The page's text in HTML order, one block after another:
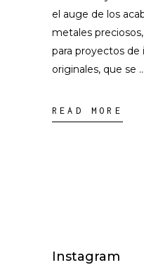
el auge de los
metales
para proyectos de
originales, que se
READ MORE
Instagram